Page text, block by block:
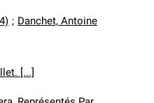
; Danchet, Antoine
[...]